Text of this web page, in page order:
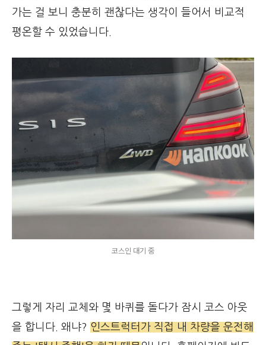
가는 걸 보니 충분히 괜찮다는 생각이 들어서 비교적
평온할 수 있었습니다.
코스인 대기 중
그렇게 자리 교체와 몇 바퀴를 돌다가 잠시 코스 아웃
을 합니다. 왜냐? 인스트럭터가 직접 내 차량을 운전해